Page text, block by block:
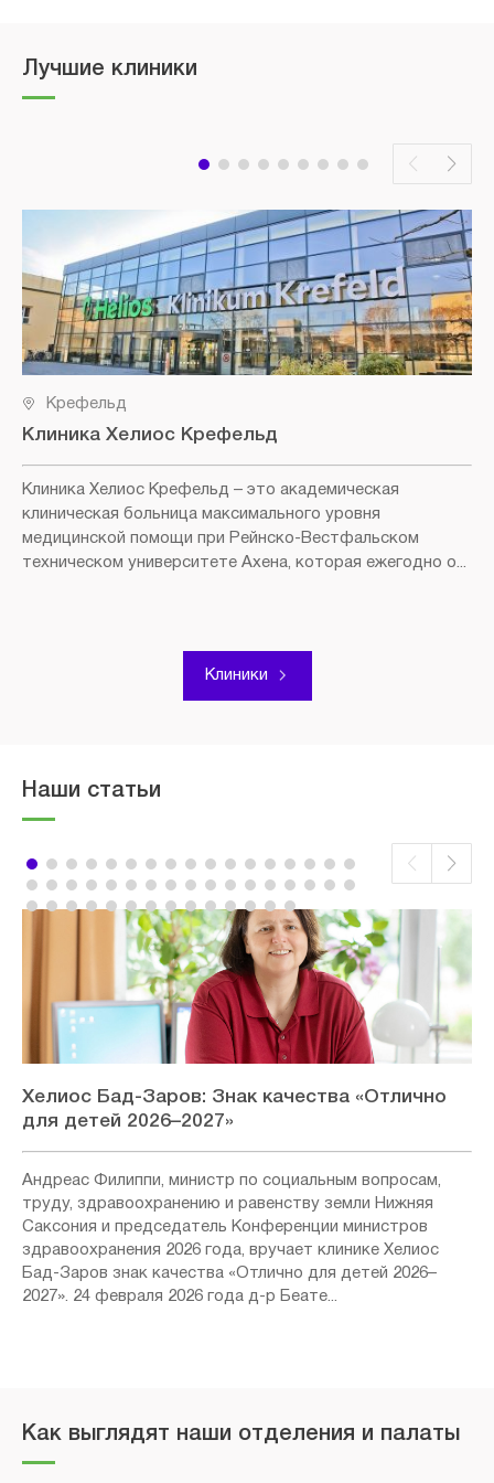
Лучшие клиники
Крефельд
Клиника Хелиос Крефельд
Клиника Хелиос Крефельд – это академическая
клиническая больница максимального уровня
медицинской помощи при Рейнско-Вестфальском
техническом университете Ахена, которая ежегодно о...
Клиники
Наши статьи
Хелиос Бад-Заров: Знак качества «Отлично
для детей 2026–2027»
Андреас Филиппи, министр по социальным вопросам,
труду, здравоохранению и равенству земли Нижняя
Саксония и председатель Конференции министров
здравоохранения 2026 года, вручает клинике Хелиос
Бад-Заров знак качества «Отлично для детей 2026–
2027». 24 февраля 2026 года д-р Беате...
Как выглядят наши отделения и палаты